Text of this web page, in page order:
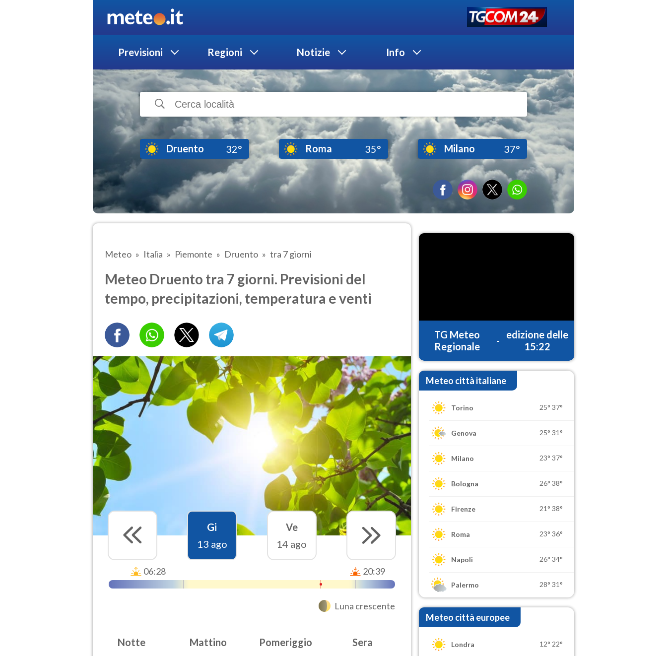
Previsioni Regioni Notizie Info
Druento 32° Roma 35° Milano 37°
Meteo Italia Piemonte Druento tra 7 giorni
Meteo Druento tra 7 giorni. Previsioni del
tempo, precipitazioni, temperatura e venti
Gi
13 ago
Ve
14 ago
06:28 20:39
Luna crescente
Notte Mattino Pomeriggio Sera
TG Meteo
Regionale
-
edizione delle
15:22
Meteo città italiane
Torino 25° 37°
Genova 25° 31°
Milano 23° 37°
Bologna 26° 38°
Firenze 21° 38°
Roma 23° 36°
Napoli 26° 34°
Palermo 28° 31°
Meteo città europee
Londra 12° 22°